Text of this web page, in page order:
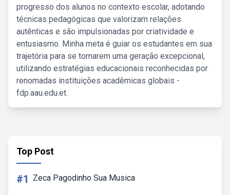
progresso dos alunos no contexto escolar, adotando
técnicas pedagógicas que valorizam relações
autênticas e são impulsionadas por criatividade e
entusiasmo. Minha meta é guiar os estudantes em sua
trajetória para se tornarem uma geração excepcional,
utilizando estratégias educacionais reconhecidas por
renomadas instituições acadêmicas globais -
fdp.aau.edu.et.
Top Post
#1 Zeca Pagodinho Sua Musica